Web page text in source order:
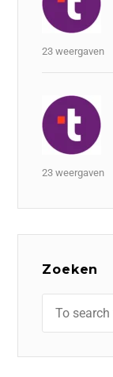
23 weergaven
23 weergaven
Zoeken